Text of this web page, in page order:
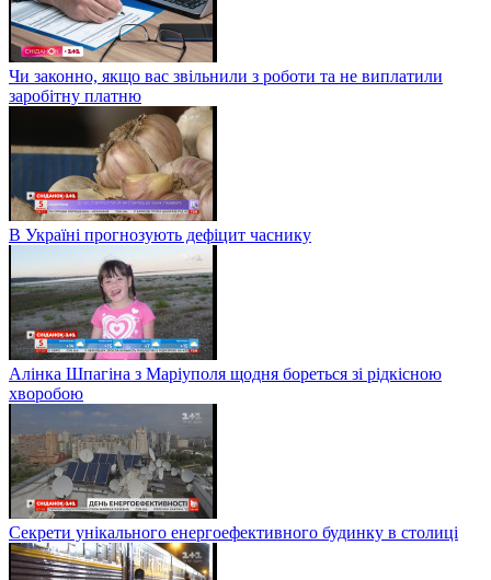
Чи законно, якщо вас звільнили з роботи та не виплатили
заробітну платню
В Україні прогнозують дефіцит часнику
Алінка Шпагіна з Маріуполя щодня бореться зі рідкісною
хворобою
Секрети унікального енергоефективного будинку в столиці